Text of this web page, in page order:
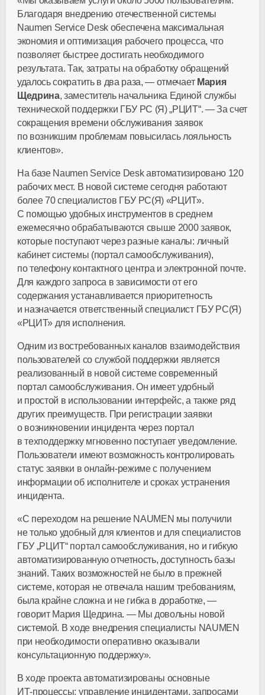
Благодаря внедрению отечественной системы
Naumen Service Desk обеспечена максимальная
экономия и оптимизация рабочего процесса, что
позволяет быстрее достигать необходимого
результата. Так, затраты на обработку обращений
удалось сократить в два раза, — отмечает Мария
Щедрина, заместитель начальника Единой службы
технической поддержки ГБУ РС (Я) „РЦИТ“. — За счет
сокращения времени обслуживания заявок
по возникшим проблемам повысилась лояльность
клиентов».
На базе Naumen Service Desk автоматизировано 120
рабочих мест. В новой системе сегодня работают
более 70 специалистов ГБУ РС(Я) «РЦИТ».
С помощью удобных инструментов в среднем
ежемесячно обрабатываются свыше 2000 заявок,
которые поступают через разные каналы: личный
кабинет системы (портал самообслуживания),
по телефону контактного центра и электронной почте.
Для каждого запроса в зависимости от его
содержания устанавливается приоритетность
и назначается ответственный специалист ГБУ РС(Я)
«РЦИТ» для исполнения.
Одним из востребованных каналов взаимодействия
пользователей со службой поддержки является
реализованный в новой системе современный
портал самообслуживания. Он имеет удобный
и простой в использовании интерфейс, а также ряд
других преимуществ. При регистрации заявки
о возникновении инцидента через портал
в техподдержку мгновенно поступает уведомление.
Пользователи имеют возможность контролировать
статус заявки в онлайн-режимес получением
информации об исполнителе и сроках устранения
инцидента.
«C переходом на решение NAUMEN мы получили
не только удобный для клиентов и для специалистов
ГБУ „РЦИТ“ портал самообслуживания, но и гибкую
автоматизированную отчетность, доступность базы
знаний. Таких возможностей не было в прежней
системе, которая не отвечала нашим требованиям,
была крайне сложна и не гибка в доработке, —
говорит Мария Щедрина. — Мы довольны новой
системой. В ходе внедрения специалисты NAUMEN
при необходимости оперативно оказывали
консультационную поддержку».
В ходе проекта автоматизированы основные
ИТ-процессы: управление инцидентами, запросами